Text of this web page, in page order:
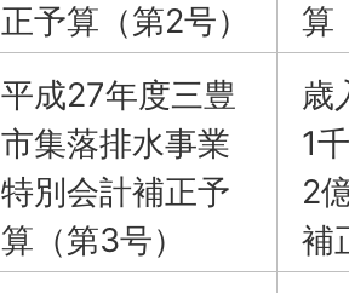
正予算（第2号）
算
平成27年度三豊
市集落排水事業
特別会計補正予
算（第3号）
歳
1
2
補